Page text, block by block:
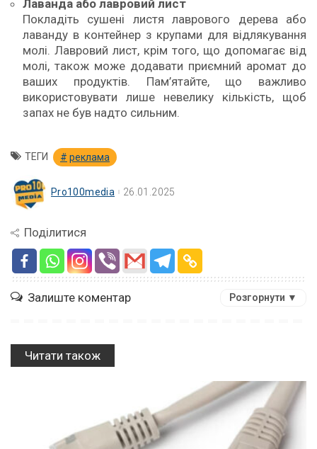
Лаванда або лавровий лист
Покладіть сушені листя лаврового дерева або
лаванду в контейнер з крупами для відлякування
молі. Лавровий лист, крім того, що допомагає від
молі, також може додавати приємний аромат до
ваших продуктів. Пам’ятайте, що важливо
використовувати лише невелику кількість, щоб
запах не був надто сильним.
ТЕГИ реклама
Pro100media 26.01.2025
Поділитися
Залиште коментар Розгорнути ▼
Читати також